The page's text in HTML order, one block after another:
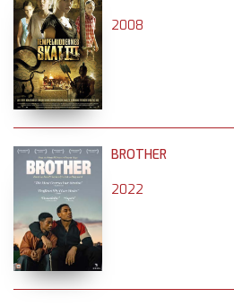
2008
BROTHER
2022